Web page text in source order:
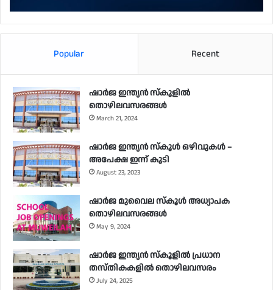
Popular Recent
ഷാർജ ഇന്ത്യൻ സ്കൂളിൽ
തൊഴിലവസരങ്ങൾ
March 21, 2024
ഷാർജ ഇന്ത്യൻ സ്‌കൂൾ ഒഴിവുകൾ –
അപേക്ഷ ഇന്ന് കൂടി
August 23, 2023
ഷാർജ മുവൈല സ്‌കൂൾ അധ്യാപക
തൊഴിലവസരങ്ങൾ
May 9, 2024
ഷാർജ ഇന്ത്യൻ സ്‌കൂളിൽ പ്രധാന
തസ്തികകളിൽ തൊഴിലവസരം
July 24, 2025